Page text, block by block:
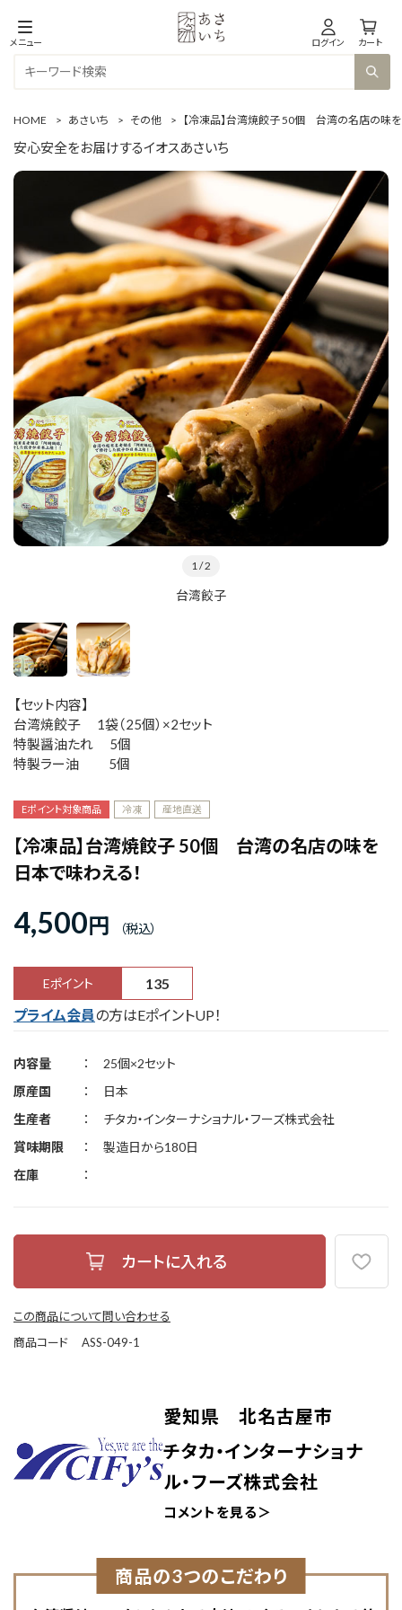
メニュー ログイン カート
HOME > あさいち > その他 > 【冷凍品】台湾焼餃子 50個 台湾の名店の味を
安心安全をお届けするイオスあさいち
1/ 2
台湾餃子
【セット内容】
台湾焼餃子 1袋（25個）×2セット
特製醤油たれ 5個
特製ラー油 5個
Eポイント対象商品 冷凍 産地直送
【冷凍品】台湾焼餃子 50個 台湾の名店の味を
日本で味わえる！
4,500円
Eポイント
135
プライム会員の方はEポイントUP！
生産者
チタカ・インターナショナル・フーズ株式会社
賞味期限
製造日から180日
内容量
25個×2セット
原産国
日本
在庫
この商品について問い合わせる
商品コード
ASS-049-1
愛知県 北名古屋市
チタカ・インターナショナ
ル・フーズ株式会社
コメントを見る＞
商品の3つのこだわり